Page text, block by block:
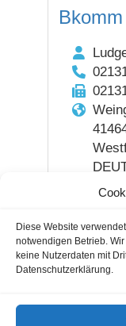
Diese Website
notwendigen Betrieb.
keine Nutzerdaten mit
Datenschutzerklärung.
Gastautoren /